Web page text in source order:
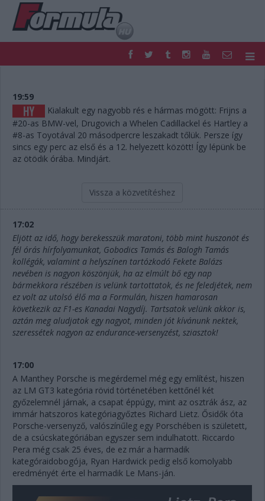
FORMULA
NEMZETKÖZI
HAZAI
RETRO
EGYÉB
PODCAST
SHOP
LIVE
TIPPJÁTÉK
19:59
Kialakult egy nagyobb rés e hármas mögött: Frijns a
#20-as BMW-vel, Drugovich a Whelen Cadillackel és Hartley a
#8-as Toyotával 20 másodpercre leszakadt tőlük. Persze így
sincs egy perc az első és a 12. helyezett között! Így lépünk be
az ötödik órába. Mindjárt.
Vissza a közvetítéshez
17:02
Eljött az idő, hogy berekesszük maratoni, több mint huszonöt és
fél órás hírfolyamunkat, Gobodics Tamás és Balogh Tamás
kollégák, valamint a helyszínen tartózkodó Fekete Balázs
nevében is nagyon köszönjük, ha az elmúlt bő egy nap
bármekkora részében is velünk tartottatok, és ne feledjétek, nem
ez volt az utolsó élő ma a Formulán, hiszen hamarosan
következik az F1-es Kanadai Nagydíj. Tartsatok velünk akkor is,
aztán meg aludjatok egy nagyot, minden jót kívánunk nektek,
szeressétek nagyon az endurance-versenyzést, sziasztok!
17:00
A Manthey Porsche is megérdemel még egy említést, hiszen
az LM GT3 kategória rövid történetében kettőnél két
győzelemnél járnak, a csapat éppúgy, mint az osztrák ász, az
immár hatszoros kategóriagyőztes Richard Lietz. Ősidők óta
Porsche-versenyző, valószínűleg egy Porschében is született,
de a csúcskategóriában egyszer sem indulhatott. Riccardo
Pera még csak 25 éves, de ez már a harmadik
kategóraidobogója, Ryan Hardwick pedig első komolyabb
eredményét érte el harmadik Le Mans-ján.